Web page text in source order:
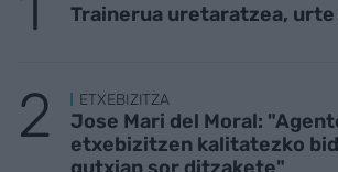
Trainerua uretaratzea,
ETXEBIZITZA
Jose Mari del Moral:
etxebizitzen kalitatezko
gutxian sor ditzakete"